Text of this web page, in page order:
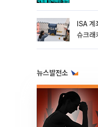
ISA 계
슈크래
뉴스발전소